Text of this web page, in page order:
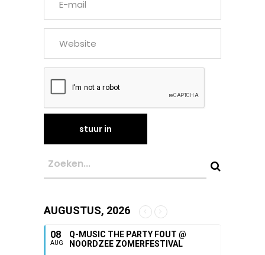
AUGUSTUS, 2026
08
AUG
Q-MUSIC THE PARTY FOUT @
NOORDZEE ZOMERFESTIVAL